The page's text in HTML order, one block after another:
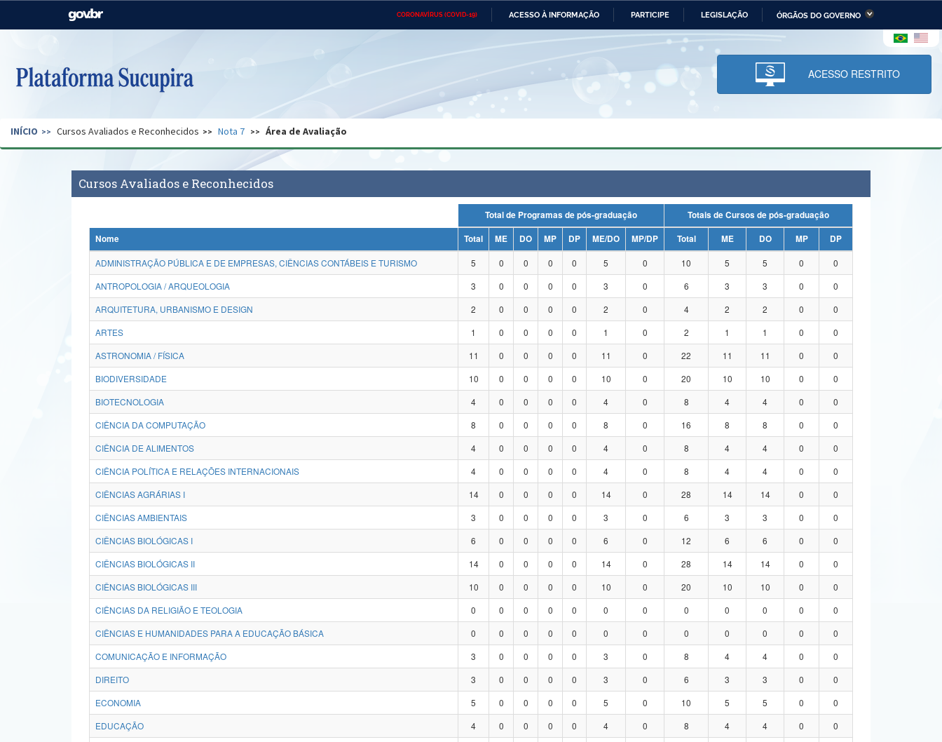
CORONAVÍRUS (COVID-19) ACESSO À INFORMAÇÃO PARTICIPE LEGISLAÇÃO ÓRGÃOS DO GOVERNO
Casa Civil Ministério das Relações Ministério da Economia Ministério da Infraestrutura
Pecuária e Abastecimento
Ministério da Ciência,
Tecnologia, Inovações e
Comunicações
Ministério do Desenvolvimento
Regional e dos Direitos Humanos
Secretaria de Governo Gabinete de Segurança Advocacia-Geral da União Banco Central do Brasil Planalto
ACESSO RESTRITO
INÍCIO Cursos Avaliados e Reconhecidos Nota 7 Área de Avaliação
Cursos Avaliados e Reconhecidos
Total de Programas de pós-graduação
Totais de Cursos de pós-graduação
Nome
Total ME DO MP DP ME/DO MP/DP Total ME DO MP
DP
ADMINISTRAÇÃO PÚBLICA E DE EMPRESAS, CIÊNCIAS CONTÁBEIS E TURISMO
5 0 0 0 0 5 0 10 5 5 0
0
ANTROPOLOGIA / ARQUEOLOGIA
3 0 0 0 0 3 0 6 3 3 0
0
ARQUITETURA, URBANISMO E DESIGN
2 0 0 0 0 2 0 4 2 2 0
0
ARTES
1 0 0 0 0 1 0 2 1 1 0
0
ASTRONOMIA / FÍSICA
11 0 0 0 0 11 0 22 11 11 0
0
BIODIVERSIDADE
10 0 0 0 0 10 0 20 10 10 0
0
BIOTECNOLOGIA
4 0 0 0 0 4 0 8 4 4 0
0
CIÊNCIA DA COMPUTAÇÃO
8 0 0 0 0 8 0 16 8 8 0
0
CIÊNCIA DE ALIMENTOS
4 0 0 0 0 4 0 8 4 4 0
0
CIÊNCIA POLÍTICA E RELAÇÕES INTERNACIONAIS
4 0 0 0 0 4 0 8 4 4 0
0
CIÊNCIAS AGRÁRIAS I
14 0 0 0 0 14 0 28 14 14 0
0
CIÊNCIAS AMBIENTAIS
3 0 0 0 0 3 0 6 3 3 0
0
CIÊNCIAS BIOLÓGICAS I
6 0 0 0 0 6 0 12 6 6 0
0
CIÊNCIAS BIOLÓGICAS II
14 0 0 0 0 14 0 28 14 14 0
0
CIÊNCIAS BIOLÓGICAS III
10 0 0 0 0 10 0 20 10 10 0
0
CIÊNCIAS DA RELIGIÃO E TEOLOGIA
0 0 0 0 0 0 0 0 0 0 0
0
CIÊNCIAS E HUMANIDADES PARA A EDUCAÇÃO BÁSICA
0 0 0 0 0 0 0 0 0 0 0
0
COMUNICAÇÃO E INFORMAÇÃO
3 0 0 0 0 3 0 8 4 4 0
0
DIREITO
3 0 0 0 0 3 0 6 3 3 0
0
ECONOMIA
5 0 0 0 0 5 0 10 5 5 0
0
EDUCAÇÃO
4 0 0 0 0 4 0 8 4 4 0
0